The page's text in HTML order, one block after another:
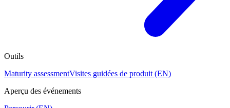
Outils
Maturity assessmentVisites guidées de produit (EN)
Aperçu des événements